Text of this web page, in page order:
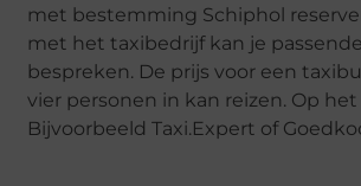
met bestemming Schiphol
met het taxibedrijf kan je
bespreken. De prijs voor een
vier personen in kan reizen. Op
Bijvoorbeeld Taxi.Expert of